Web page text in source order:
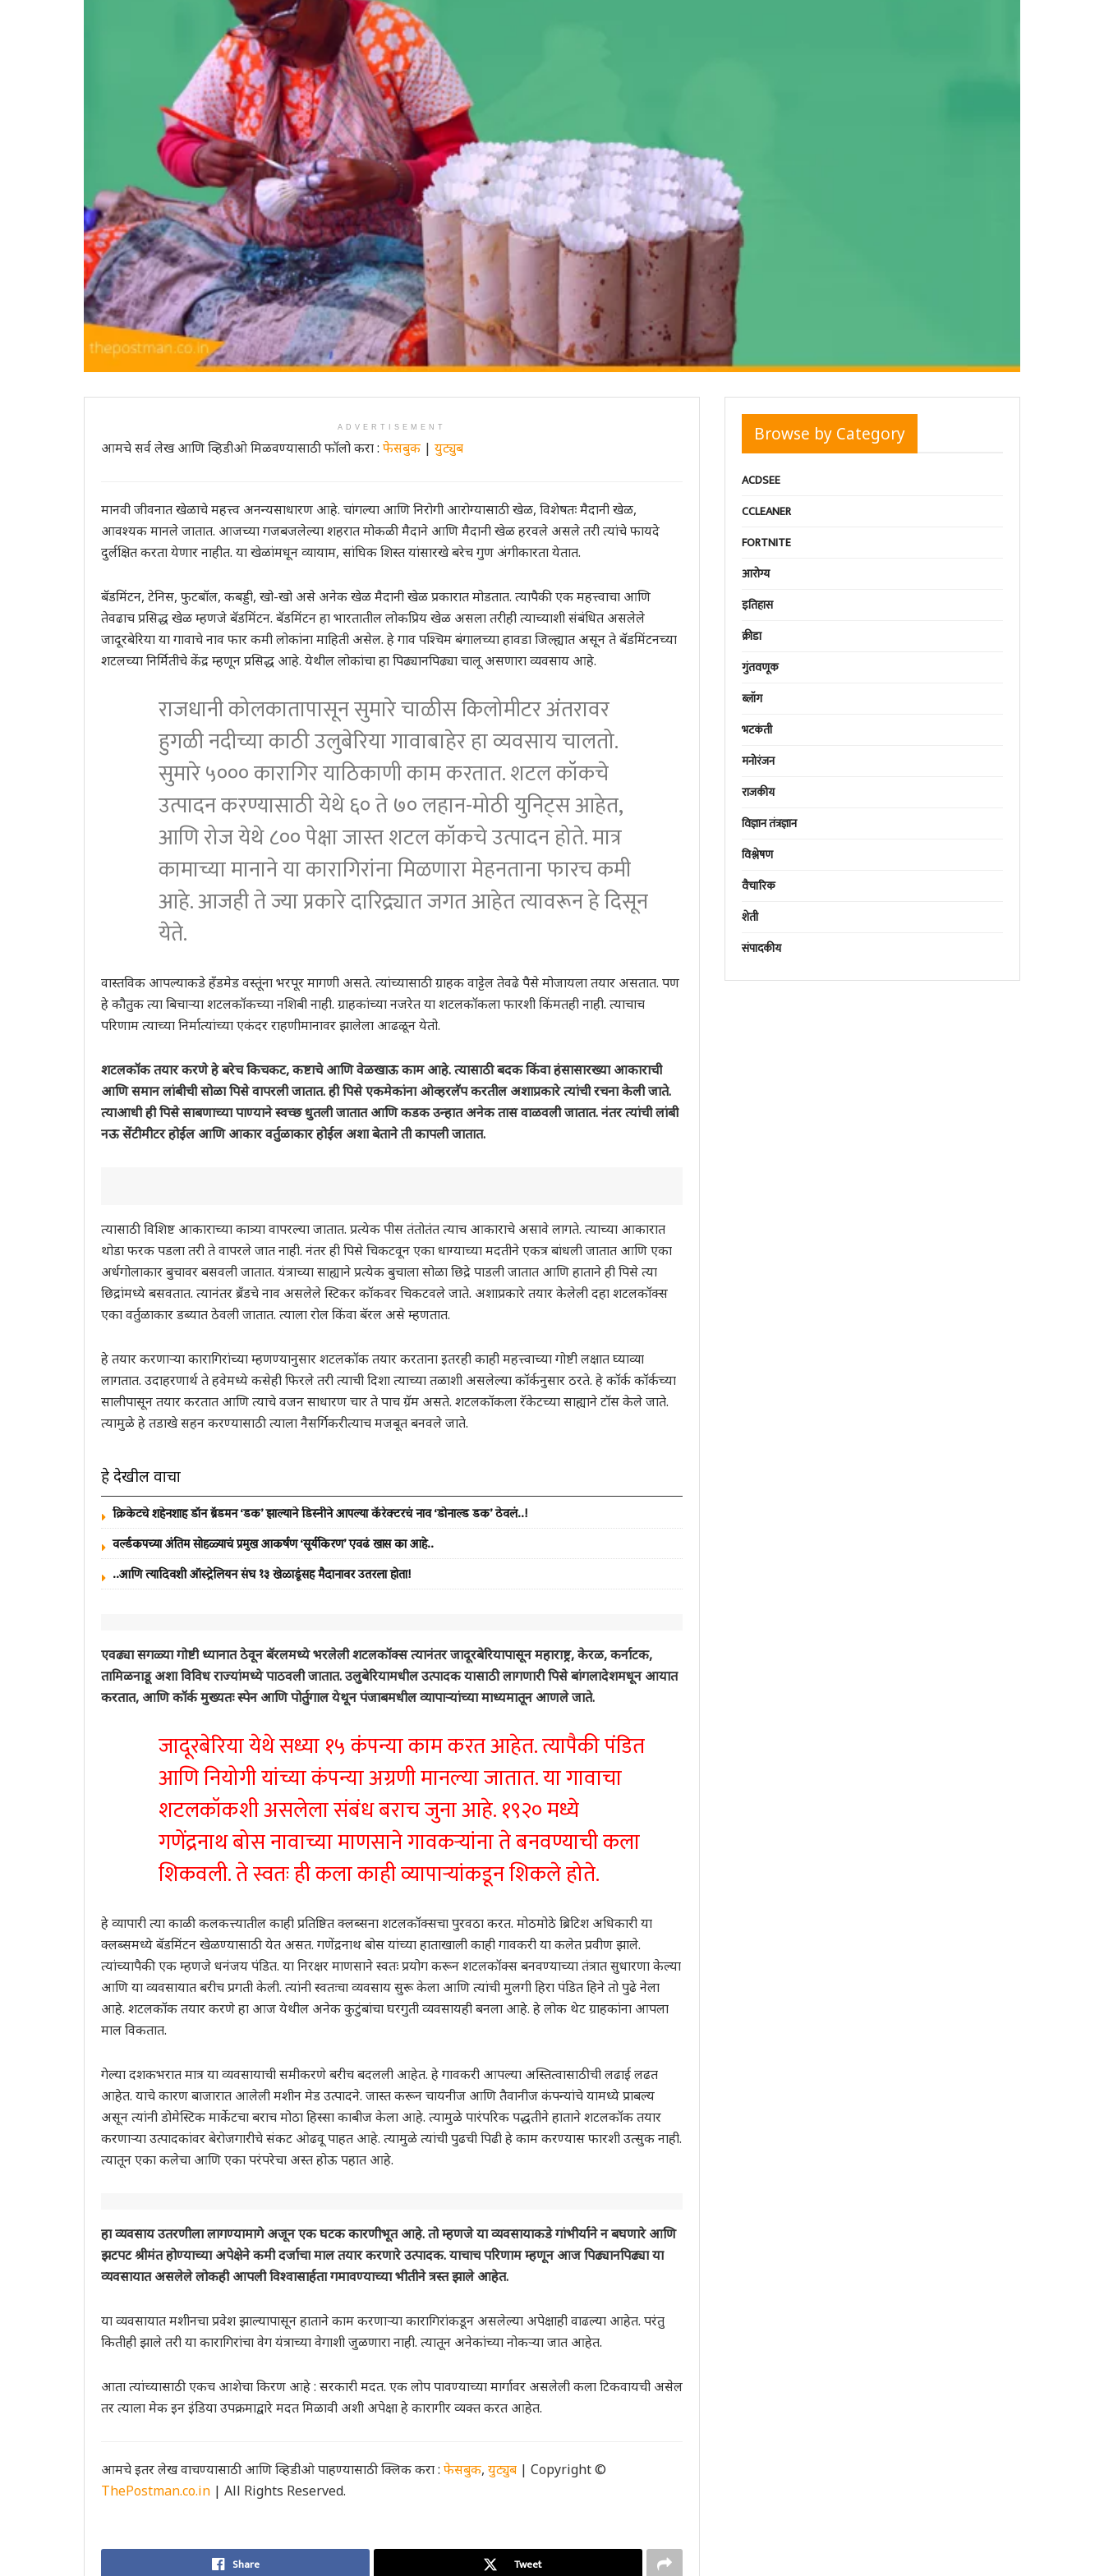
ADVERTISEMENT
आमचे सर्व लेख आणि व्हिडीओ मिळवण्यासाठी फॉलो करा : फेसबुक | युट्युब
मानवी जीवनात खेळाचे महत्त्व अनन्यसाधारण आहे. चांगल्या आणि निरोगी आरोग्यासाठी खेळ, विशेषतः मैदानी खेळ,
आवश्यक मानले जातात. आजच्या गजबजलेल्या शहरात मोकळी मैदाने आणि मैदानी खेळ हरवले असले तरी त्यांचे फायदे
दुर्लक्षित करता येणार नाहीत. या खेळांमधून व्यायाम, सांघिक शिस्त यांसारखे बरेच गुण अंगीकारता येतात.
बॅडमिंटन, टेनिस, फुटबॉल, कबड्डी, खो-खो असे अनेक खेळ मैदानी खेळ प्रकारात मोडतात. त्यापैकी एक महत्त्वाचा आणि
तेवढाच प्रसिद्ध खेळ म्हणजे बॅडमिंटन. बॅडमिंटन हा भारतातील लोकप्रिय खेळ असला तरीही त्याच्याशी संबंधित असलेले
जादूरबेरिया या गावाचे नाव फार कमी लोकांना माहिती असेल. हे गाव पश्चिम बंगालच्या हावडा जिल्ह्यात असून ते बॅडमिंटनच्या
शटलच्या निर्मितीचे केंद्र म्हणून प्रसिद्ध आहे. येथील लोकांचा हा पिढ्यानपिढ्या चालू असणारा व्यवसाय आहे.
राजधानी कोलकातापासून सुमारे चाळीस किलोमीटर अंतरावर
हुगळी नदीच्या काठी उलुबेरिया गावाबाहेर हा व्यवसाय चालतो.
सुमारे ५००० कारागिर याठिकाणी काम करतात. शटल कॉकचे
उत्पादन करण्यासाठी येथे ६० ते ७० लहान-मोठी युनिट्स आहेत,
आणि रोज येथे ८०० पेक्षा जास्त शटल कॉकचे उत्पादन होते. मात्र
कामाच्या मानाने या कारागिरांना मिळणारा मेहनताना फारच कमी
आहे. आजही ते ज्या प्रकारे दारिद्र्यात जगत आहेत त्यावरून हे दिसून
येते.
वास्तविक आपल्याकडे हँडमेड वस्तूंना भरपूर मागणी असते. त्यांच्यासाठी ग्राहक वाट्टेल तेवढे पैसे मोजायला तयार असतात. पण
हे कौतुक त्या बिचाऱ्या शटलकॉकच्या नशिबी नाही. ग्राहकांच्या नजरेत या शटलकॉकला फारशी किंमतही नाही. त्याचाच
परिणाम त्याच्या निर्मात्यांच्या एकंदर राहणीमानावर झालेला आढळून येतो.
शटलकॉक तयार करणे हे बरेच किचकट, कष्टाचे आणि वेळखाऊ काम आहे. त्यासाठी बदक किंवा हंसासारख्या आकाराची
आणि समान लांबीची सोळा पिसे वापरली जातात. ही पिसे एकमेकांना ओव्हरलॅप करतील अशाप्रकारे त्यांची रचना केली जाते.
त्याआधी ही पिसे साबणाच्या पाण्याने स्वच्छ धुतली जातात आणि कडक उन्हात अनेक तास वाळवली जातात. नंतर त्यांची लांबी
नऊ सेंटीमीटर होईल आणि आकार वर्तुळाकार होईल अशा बेताने ती कापली जातात.
त्यासाठी विशिष्ट आकाराच्या कात्र्या वापरल्या जातात. प्रत्येक पीस तंतोतंत त्याच आकाराचे असावे लागते. त्याच्या आकारात
थोडा फरक पडला तरी ते वापरले जात नाही. नंतर ही पिसे चिकटवून एका धाग्याच्या मदतीने एकत्र बांधली जातात आणि एका
अर्धगोलाकार बुचावर बसवली जातात. यंत्राच्या साह्याने प्रत्येक बुचाला सोळा छिद्रे पाडली जातात आणि हाताने ही पिसे त्या
छिद्रांमध्ये बसवतात. त्यानंतर ब्रँडचे नाव असलेले स्टिकर कॉकवर चिकटवले जाते. अशाप्रकारे तयार केलेली दहा शटलकॉक्स
एका वर्तुळाकार डब्यात ठेवली जातात. त्याला रोल किंवा बॅरल असे म्हणतात.
हे तयार करणाऱ्या कारागिरांच्या म्हणण्यानुसार शटलकॉक तयार करताना इतरही काही महत्त्वाच्या गोष्टी लक्षात घ्याव्या
लागतात. उदाहरणार्थ ते हवेमध्ये कसेही फिरले तरी त्याची दिशा त्याच्या तळाशी असलेल्या कॉर्कनुसार ठरते. हे कॉर्क कॉर्कच्या
सालीपासून तयार करतात आणि त्याचे वजन साधारण चार ते पाच ग्रॅम असते. शटलकॉकला रॅकेटच्या साह्याने टॉस केले जाते.
त्यामुळे हे तडाखे सहन करण्यासाठी त्याला नैसर्गिकरीत्याच मजबूत बनवले जाते.
हे देखील वाचा
क्रिकेटचे शहेनशाह डॉन ब्रॅडमन ‘डक’ झाल्याने डिस्नीने आपल्या कॅरेक्टरचं नाव ‘डोनाल्ड डक’ ठेवलं..!
वर्ल्डकपच्या अंतिम सोहळ्याचं प्रमुख आकर्षण ‘सूर्यकिरण’ एवढं खास का आहे..
..आणि त्यादिवशी ऑस्ट्रेलियन संघ १३ खेळाडूंसह मैदानावर उतरला होता!
एवढ्या सगळ्या गोष्टी ध्यानात ठेवून बॅरलमध्ये भरलेली शटलकॉक्स त्यानंतर जादूरबेरियापासून महाराष्ट्र, केरळ, कर्नाटक,
तामिळनाडू अशा विविध राज्यांमध्ये पाठवली जातात. उलुबेरियामधील उत्पादक यासाठी लागणारी पिसे बांगलादेशमधून आयात
करतात, आणि कॉर्क मुख्यतः स्पेन आणि पोर्तुगाल येथून पंजाबमधील व्यापाऱ्यांच्या माध्यमातून आणले जाते.
जादूरबेरिया येथे सध्या १५ कंपन्या काम करत आहेत. त्यापैकी पंडित
आणि नियोगी यांच्या कंपन्या अग्रणी मानल्या जातात. या गावाचा
शटलकॉकशी असलेला संबंध बराच जुना आहे. १९२० मध्ये
गणेंद्रनाथ बोस नावाच्या माणसाने गावकऱ्यांना ते बनवण्याची कला
शिकवली. ते स्वतः ही कला काही व्यापाऱ्यांकडून शिकले होते.
हे व्यापारी त्या काळी कलकत्त्यातील काही प्रतिष्ठित क्लब्सना शटलकॉक्सचा पुरवठा करत. मोठमोठे ब्रिटिश अधिकारी या
क्लब्समध्ये बॅडमिंटन खेळण्यासाठी येत असत. गणेंद्रनाथ बोस यांच्या हाताखाली काही गावकरी या कलेत प्रवीण झाले.
त्यांच्यापैकी एक म्हणजे धनंजय पंडित. या निरक्षर माणसाने स्वतः प्रयोग करून शटलकॉक्स बनवण्याच्या तंत्रात सुधारणा केल्या
आणि या व्यवसायात बरीच प्रगती केली. त्यांनी स्वतःचा व्यवसाय सुरू केला आणि त्यांची मुलगी हिरा पंडित हिने तो पुढे नेला
आहे. शटलकॉक तयार करणे हा आज येथील अनेक कुटुंबांचा घरगुती व्यवसायही बनला आहे. हे लोक थेट ग्राहकांना आपला
माल विकतात.
गेल्या दशकभरात मात्र या व्यवसायाची समीकरणे बरीच बदलली आहेत. हे गावकरी आपल्या अस्तित्वासाठीची लढाई लढत
आहेत. याचे कारण बाजारात आलेली मशीन मेड उत्पादने. जास्त करून चायनीज आणि तैवानीज कंपन्यांचे यामध्ये प्राबल्य
असून त्यांनी डोमेस्टिक मार्केटचा बराच मोठा हिस्सा काबीज केला आहे. त्यामुळे पारंपरिक पद्धतीने हाताने शटलकॉक तयार
करणाऱ्या उत्पादकांवर बेरोजगारीचे संकट ओढवू पाहत आहे. त्यामुळे त्यांची पुढची पिढी हे काम करण्यास फारशी उत्सुक नाही.
त्यातून एका कलेचा आणि एका परंपरेचा अस्त होऊ पहात आहे.
हा व्यवसाय उतरणीला लागण्यामागे अजून एक घटक कारणीभूत आहे. तो म्हणजे या व्यवसायाकडे गांभीर्याने न बघणारे आणि
झटपट श्रीमंत होण्याच्या अपेक्षेने कमी दर्जाचा माल तयार करणारे उत्पादक. याचाच परिणाम म्हणून आज पिढ्यानपिढ्या या
व्यवसायात असलेले लोकही आपली विश्वासार्हता गमावण्याच्या भीतीने त्रस्त झाले आहेत.
या व्यवसायात मशीनचा प्रवेश झाल्यापासून हाताने काम करणाऱ्या कारागिरांकडून असलेल्या अपेक्षाही वाढल्या आहेत. परंतु
कितीही झाले तरी या कारागिरांचा वेग यंत्राच्या वेगाशी जुळणारा नाही. त्यातून अनेकांच्या नोकऱ्या जात आहेत.
आता त्यांच्यासाठी एकच आशेचा किरण आहे : सरकारी मदत. एक लोप पावण्याच्या मार्गावर असलेली कला टिकवायची असेल
तर त्याला मेक इन इंडिया उपक्रमाद्वारे मदत मिळावी अशी अपेक्षा हे कारागीर व्यक्त करत आहेत.
आमचे इतर लेख वाचण्यासाठी आणि व्हिडीओ पाहण्यासाठी क्लिक करा : फेसबुक, युट्युब | Copyright ©
ThePostman.co.in | All Rights Reserved.
Share Tweet
Browse by Category
ACDSEE
CCLEANER
FORTNITE
आरोग्य
इतिहास
क्रीडा
गुंतवणूक
ब्लॉग
भटकंती
मनोरंजन
राजकीय
विज्ञान तंत्रज्ञान
विश्लेषण
वैचारिक
शेती
संपादकीय